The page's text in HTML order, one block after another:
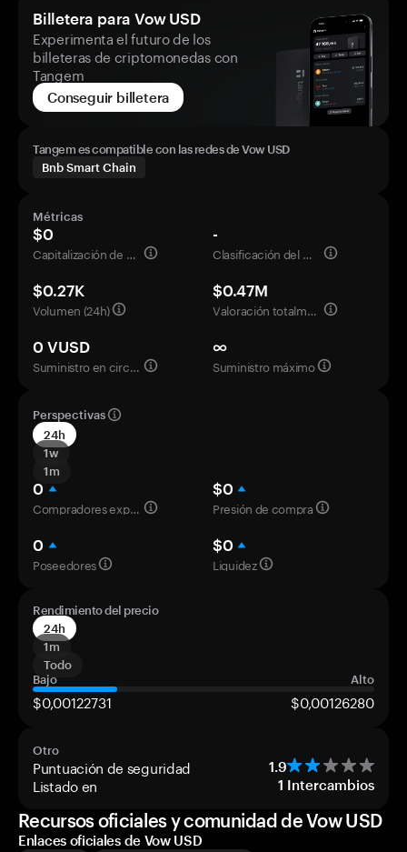
Billetera para Vow USD
Experimenta el futuro de los
billeteras de criptomonedas con
Tangem
Conseguir billetera
Tangem es compatible con las redes de Vow USD
Bnb Smart Chain
Métricas
$0
Capitalización de mercado
-
Clasificación del mercado
$0.27K
Volumen (24h)
$0.47M
Valoración totalmente diluida
0 VUSD
Suministro en circulación
∞
Suministro máximo
Perspectivas
24h
1w
1m
0
Compradores experimentados
$0
Presión de compra
0
Poseedores
$0
Liquidez
Rendimiento del precio
24h
1m
Todo
Bajo
Alto
$0,00122731 $0,00126280
Otro
Puntuación de seguridad 1.9
Listado en 1 Intercambios
Recursos oficiales y comunidad de Vow USD
Enlaces oficiales de Vow USD